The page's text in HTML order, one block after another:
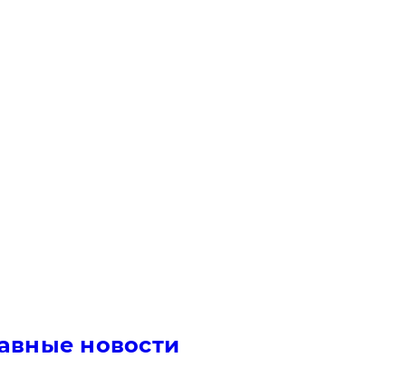
новости